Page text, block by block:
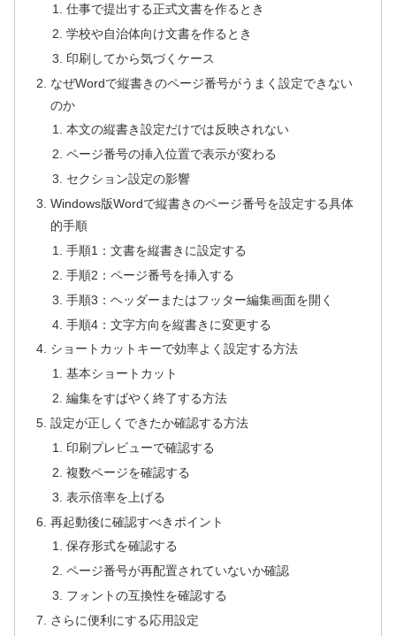
仕事で提出する正式文書を作るとき
学校や自治体向け文書を作るとき
印刷してから気づくケース
なぜWordで縦書きのページ番号がうまく設定できない
のか
本文の縦書き設定だけでは反映されない
ページ番号の挿入位置で表示が変わる
セクション設定の影響
Windows版Wordで縦書きのページ番号を設定する具体
的手順
手順1：文書を縦書きに設定する
手順2：ページ番号を挿入する
手順3：ヘッダーまたはフッター編集画面を開く
手順4：文字方向を縦書きに変更する
ショートカットキーで効率よく設定する方法
基本ショートカット
編集をすばやく終了する方法
設定が正しくできたか確認する方法
印刷プレビューで確認する
複数ページを確認する
表示倍率を上げる
再起動後に確認すべきポイント
保存形式を確認する
ページ番号が再配置されていないか確認
フォントの互換性を確認する
さらに便利にする応用設定